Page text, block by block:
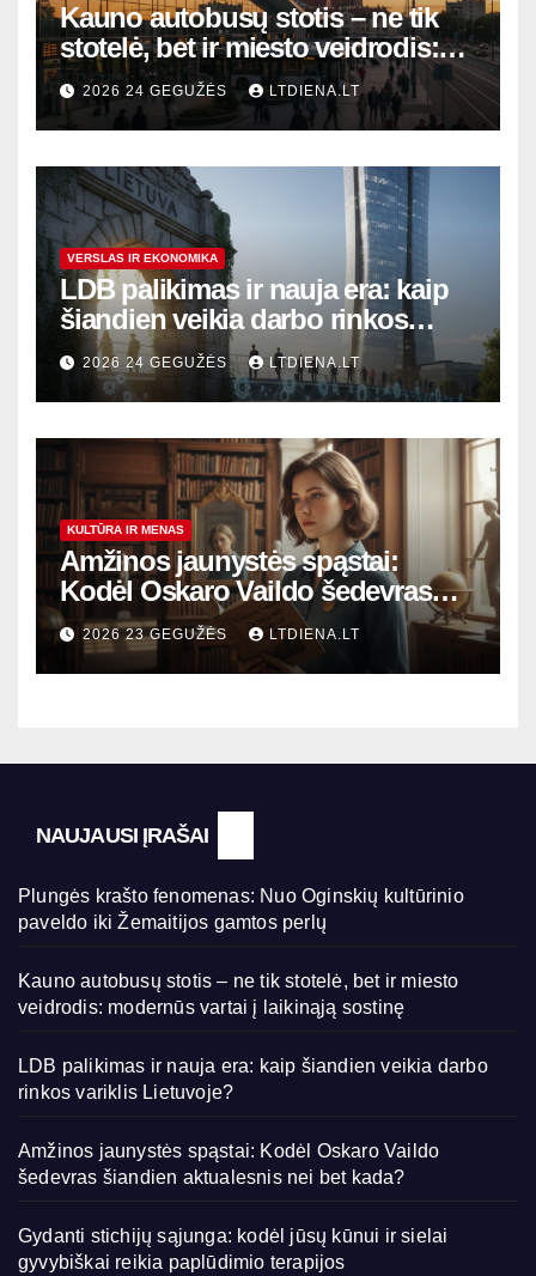
Kauno autobusų stotis – ne tik
stotelė, bet ir miesto veidrodis:
modernūs vartai į laikinąją
sostinę
2026 24 GEGUŽĖS LTDIENA.LT
VERSLAS IR EKONOMIKA
LDB palikimas ir nauja era: kaip
šiandien veikia darbo rinkos
variklis Lietuvoje?
2026 24 GEGUŽĖS LTDIENA.LT
KULTŪRA IR MENAS
Amžinos jaunystės spąstai:
Kodėl Oskaro Vaildo šedevras
šiandien aktualesnis nei bet
kada?
2026 23 GEGUŽĖS LTDIENA.LT
NAUJAUSI ĮRAŠAI
Plungės krašto fenomenas: Nuo Oginskių kultūrinio
paveldo iki Žemaitijos gamtos perlų
Kauno autobusų stotis – ne tik stotelė, bet ir miesto
veidrodis: modernūs vartai į laikinąją sostinę
LDB palikimas ir nauja era: kaip šiandien veikia darbo
rinkos variklis Lietuvoje?
Amžinos jaunystės spąstai: Kodėl Oskaro Vaildo
šedevras šiandien aktualesnis nei bet kada?
Gydanti stichijų sąjunga: kodėl jūsų kūnui ir sielai
gyvybiškai reikia paplūdimio terapijos